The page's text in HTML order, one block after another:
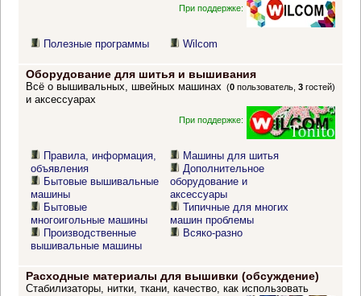
При поддержке:
Полезные программы Wilcom
Оборудование для шитья и вышивания
(0 пользователь,3 гостей)
Всё о вышивальных, швейных машинах
и аксессуарах
При поддержке:
Правила, информация,
объявления
Бытовые вышивальные
машины
Бытовые
многоигольные машины
Производственные
вышивальные машины
Машины для шитья
Дополнительное
оборудование и
аксессуары
Типичные для многих
машин проблемы
Всяко-разно
Расходные материалы для вышивки (обсуждение)
Стабилизаторы, нитки, ткани, качество, как использовать